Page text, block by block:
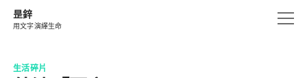
昰鋅
用文字演繹生命
open
生活碎片